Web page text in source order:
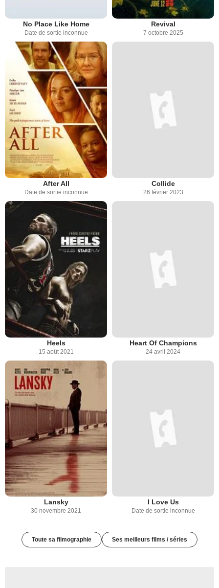
No Place Like Home
Date de sortie inconnue
Revival
7 octobre 2025
After All
Date de sortie inconnue
Collide
26 février 2023
Heels
15 août 2021
Heart Of Champions
24 avril 2024
Lansky
30 novembre 2021
I Love Us
Date de sortie inconnue
Toute sa filmographie Ses meilleurs films / séries